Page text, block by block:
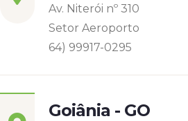
Av. Niterói nº 310
Setor Aeroporto
64) 99917-0295
Goiânia - GO